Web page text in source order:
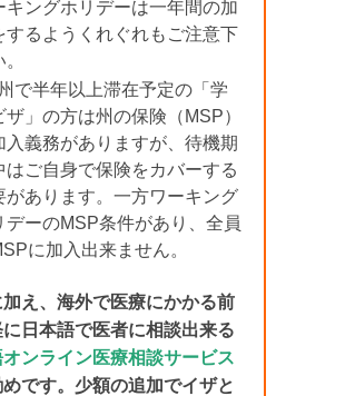
キングホリデーは一年間の加
するようくれぐれもご注意下
で半年以上滞在予定の「学
ザ」の方は州の保険（MSP）
入義務がありますが、待機期
はご自身で保険をカバーする
があります。一方ワーキング
デーのMSP条件があり、全員
に加入出来ません。
え、海外で医療にかかる前
に日本語で医者に相談出来る
オンライン医療相談サービス
めです。少額の追加でイザと